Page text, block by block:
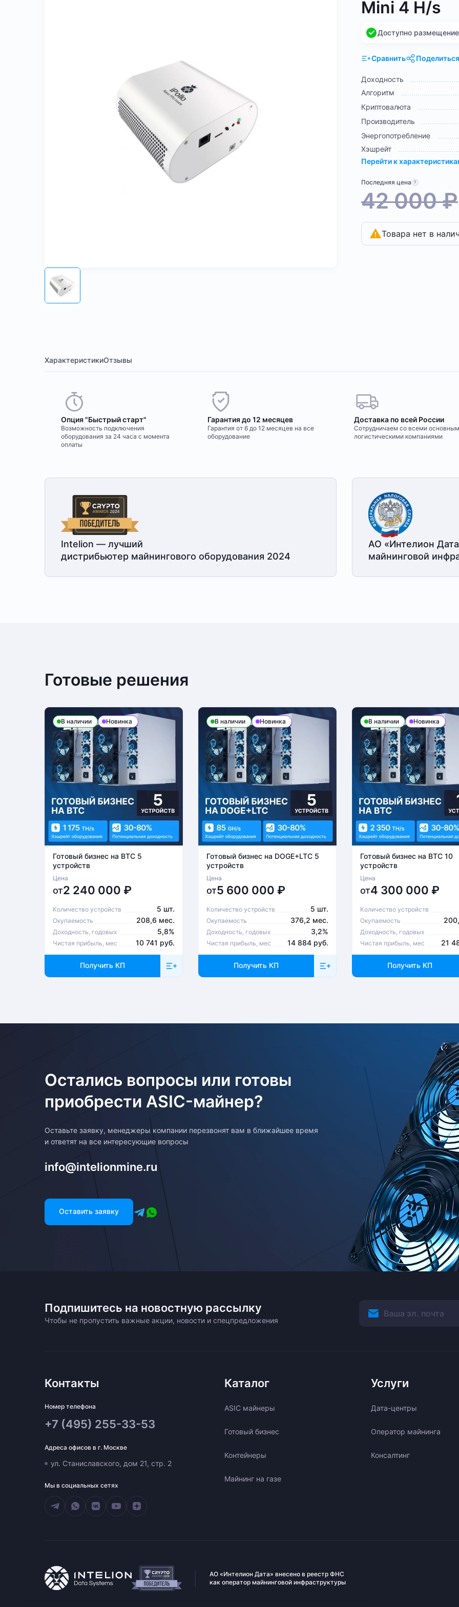
Mini 4 H/s
Доступно размещение
Сравнить Поделиться
Доходность
Алгоритм
Криптовалюта
Производитель
Энергопотребление
Хэшрейт
Перейти к
Последняя цена
42 000₽
Товара нет в
ХарактеристикиОтзывы
Опция "Быстрый старт"
Возможность подключения
оборудования за 24 часа с момента
оплаты
Гарантия до 12 месяцев
Гарантия от 6 до 12 месяцев на все
оборудование
Доставка по всей России
Сотрудничаем со всеми
логистическими компаниями
Intelion — лучший
дистрибьютер майнингового оборудования 2024
АО «Интелион
майнинговой
Готовые решения
В наличии Новинка
Готовый бизнес на BTC 5
устройств
Цена
от2 240 000 ₽
Количество устройств 5 шт.
Окупаемость 208,6 мес.
Доходность, годовых 5,8%
Чистая прибыль, мес 10 741 руб.
Получить КП
В наличии Новинка
Готовый бизнес на DOGE+LTC 5
устройств
Цена
от5 600 000 ₽
Количество устройств 5 шт.
Окупаемость 376,2 мес.
Доходность, годовых 3,2%
Чистая прибыль, мес 14 884 руб.
Получить КП
В наличии Новинка
Готовый бизнес на BTC 10
устройств
Цена
от4 300 000 ₽
Количество устройств
Окупаемость
Доходность, годовых
Чистая прибыль, мес 21
Получить КП
Остались вопросы или готовы
приобрести ASIC-майнер?
Оставьте заявку, менеджеры компании перезвонят вам в ближайшее время
и ответят на все интересующие вопросы
info@intelionmine.ru
Оставить заявку
Подпишитесь на новостную рассылку
Чтобы не пропустить важные акции, новости и спецпредложения
Контакты
Номер телефона
+7 (495) 255-33-53
Адреса офисов в г. Москве
ул. Станиславского, дом 21, стр. 2
Мы в социальных сетях
Каталог
ASIC майнеры
Готовый бизнес
Контейнеры
Майнинг на газе
Услуги
Дата-центры
Оператор майнинга
Консалтинг
АО «Интелион Дата» внесено в реестр ФНС
как оператор майнинговой инфраструктуры